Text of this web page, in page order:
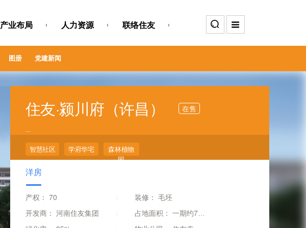
产业布局 人力资源 联络住友
图册 党建新闻
住友·颍川府（许昌） 在售
智慧社区 学府华宅
森林植物
园
洋房
产权： 70 装修： 毛坯
开发商： 河南住友集团 占地面积： 一期约70亩